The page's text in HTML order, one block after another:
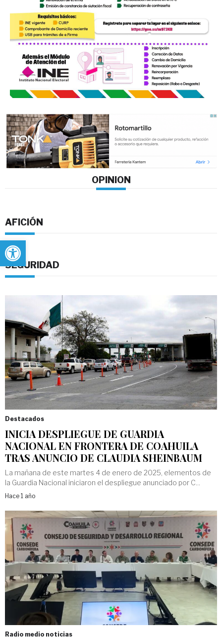
Abrir barra de herramientas
OPINION
AFICIÓN
SEGURIDAD
Destacados
INICIA DESPLIEGUE DE GUARDIA
NACIONAL EN FRONTERA DE COAHUILA
TRAS ANUNCIO DE CLAUDIA SHEINBAUM
La mañana de este martes 4 de enero de 2025, elementos de
la Guardia Nacional iniciaron el despliegue anunciado por C...
Hace 1 año
Radio medio noticias